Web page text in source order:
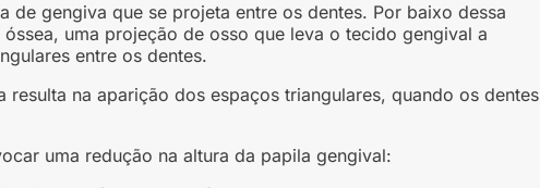
de gengiva que se projeta entre os dentes. Por baixo dessa
uma projeção de osso que leva o tecido gengival a
entre os dentes.
resulta na aparição dos espaços triangulares, quando os dentes
uma redução na altura da papila gengival: